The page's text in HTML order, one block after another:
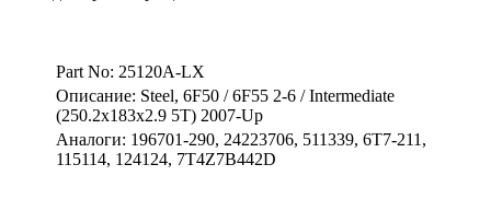
Part No: 25120A-LX
Описание: Steel, 6F50 / 6F55 2-6 / Intermediate
(250.2x183x2.9 5T) 2007-Up
Аналоги: 196701-290, 24223706, 511339, 6T7-211,
115114, 124124, 7T4Z7B442D